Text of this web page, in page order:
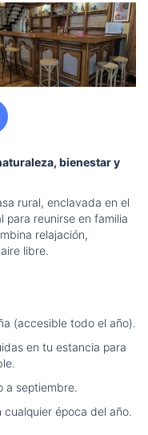
bienestar y
rural, enclavada en el
para reunirse en familia
relajación,
libre.
(accesible todo el año).
en tu estancia para
a septiembre.
cualquier época del año.